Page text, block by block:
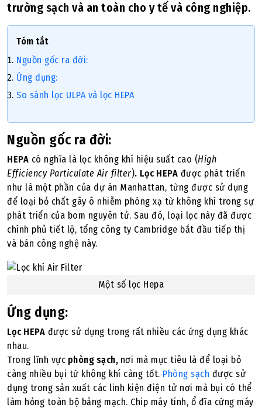
trường sạch và an toàn cho y tế và công nghiệp.
Tóm tắt
Nguồn gốc ra đời:
Ứng dụng:
So sánh lọc ULPA và lọc HEPA
Nguồn gốc ra đời:
HEPA có nghĩa là lọc không khí hiệu suất cao (High
Efficiency Particulate Air filter). Lọc HEPA được phát triển
như là một phần của dự án Manhattan, từng được sử dụng
để loại bỏ chất gây ô nhiễm phóng xạ từ không khí trong sự
phát triển của bom nguyên tử. Sau đó, loại lọc này đã được
chính phủ tiết lộ, tổng công ty Cambridge bắt đầu tiếp thị
và bán công nghệ này.
Một số lọc Hepa
Ứng dụng:
Lọc HEPA được sử dụng trong rất nhiều các ứng dụng khác
nhau.
Trong lĩnh vực phòng sạch, nơi mà mục tiêu là để loại bỏ
càng nhiều bụi từ không khí càng tốt. Phòng sạch được sử
dụng trong sản xuất các linh kiện điện tử nơi mà bụi có thể
làm hỏng toàn bộ bảng mạch. Chip máy tính, ổ đĩa cứng máy